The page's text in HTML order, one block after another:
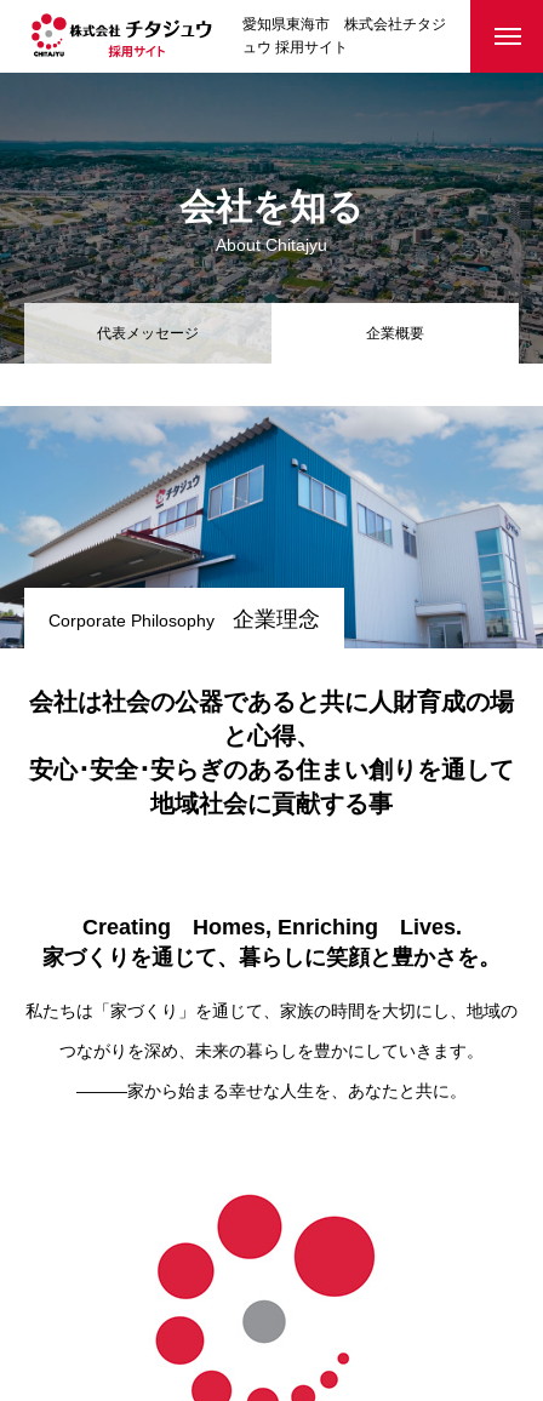
愛知県東海市 株式会社チタジ
ュウ 採用サイト
会社を知る
About Chitajyu
代表メッセージ 企業概要
Corporate Philosophy 企業理念
会社は社会の公器であると共に人財育成の場
と心得、
安心･安全･安らぎのある住まい創りを通して
地域社会に貢献する事
Creating Homes, Enriching Lives.
家づくりを通じて、暮らしに笑顔と豊かさを。
私たちは「家づくり」を通じて、家族の時間を大切にし、地域の
つながりを深め、未来の暮らしを豊かにしていきます。
―――家から始まる幸せな人生を、あなたと共に。